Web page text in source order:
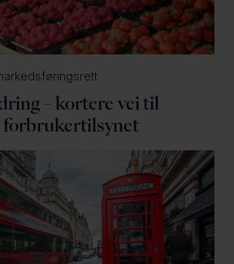
– kortere vei til
forbrukertilsynet